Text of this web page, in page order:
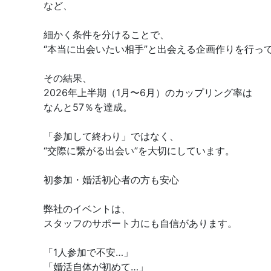
など、
細かく条件を分けることで、
“本当に出会いたい相手”と出会える企画作りを行っ
その結果、
2026年上半期（1月〜6月）のカップリング率は
なんと57％を達成。
「参加して終わり」ではなく、
“交際に繋がる出会い”を大切にしています。
初参加・婚活初心者の方も安心
弊社のイベントは、
スタッフのサポート力にも自信があります。
「1人参加で不安…」
「婚活自体が初めて…」